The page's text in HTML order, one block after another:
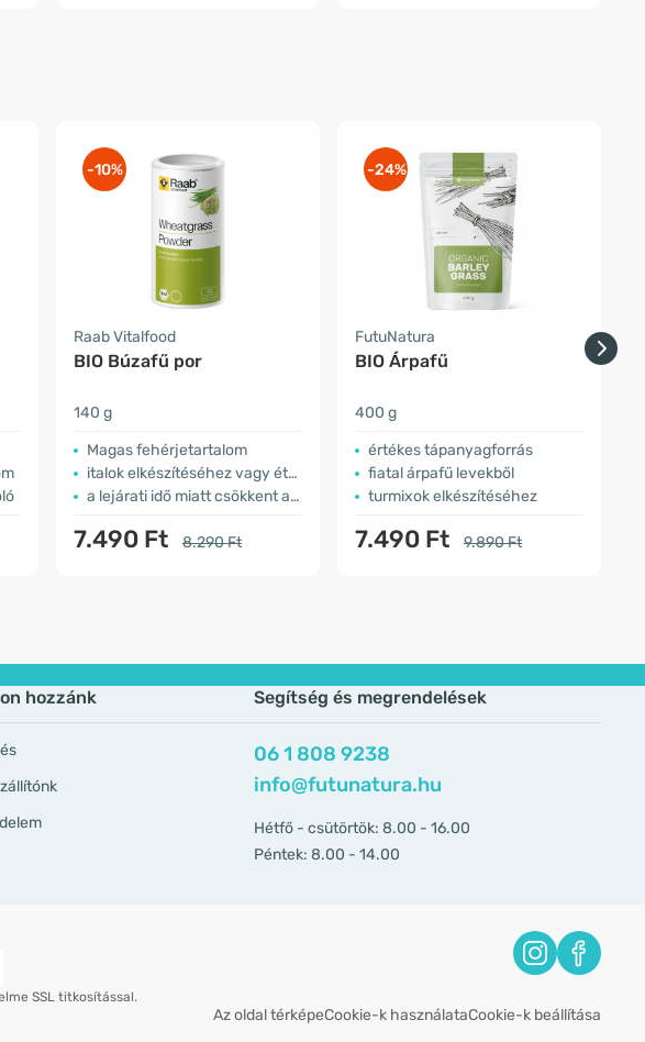
-10%
Raab Vitalfood
BIO Búzafű por
140 g
Magas fehérjetartalom
italok elkészítéséhez vagy ételek kísérőjeként
a lejárati idő miatt csökkent az ár
7.490 Ft 8.290 Ft
-24%
FutuNatura
BIO Árpafű
400 g
értékes tápanyagforrás
fiatal árpafű levekből
turmixok elkészítéséhez
7.490 Ft 9.890 Ft
hozzánk Segítség és megrendelések
06 1 808 9238
info@futunatura.hu
Hétfő - csütörtök: 8.00 - 16.00
Péntek: 8.00 - 14.00
SSL titkosítással.
Az oldal térképeCookie-k használataCookie-k beállítása